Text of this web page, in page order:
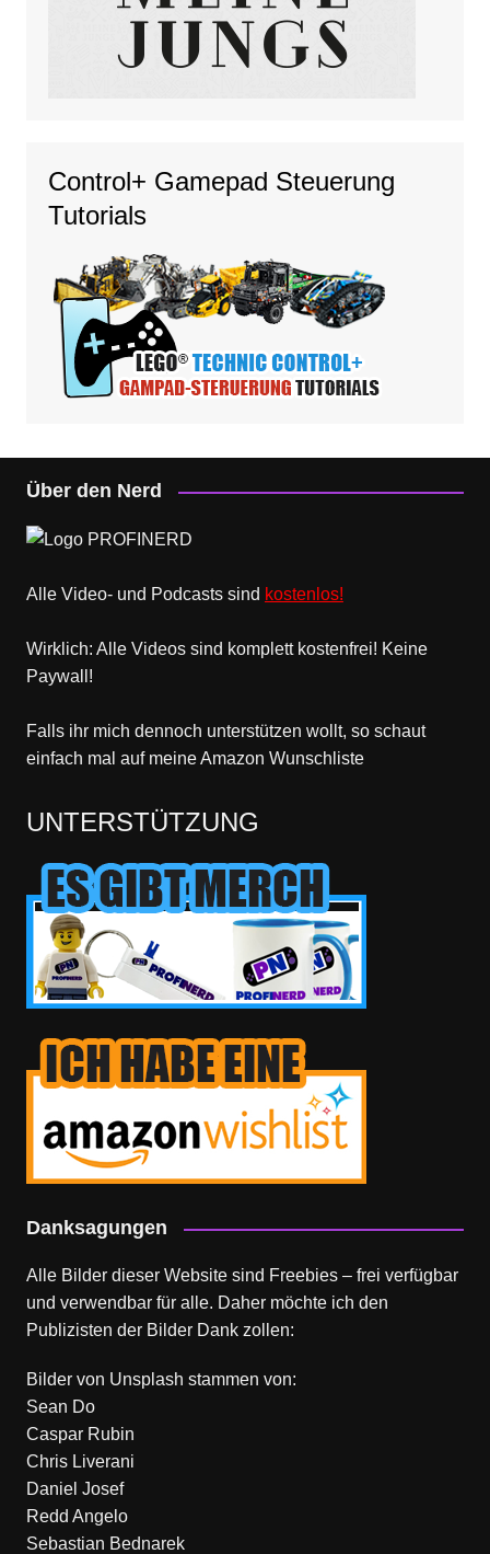
Control+ Gamepad Steuerung
Tutorials
Über den Nerd
Alle Video- und Podcasts sind kostenlos!
Wirklich: Alle Videos sind komplett kostenfrei! Keine
Paywall!
Falls ihr mich dennoch unterstützen wollt, so schaut
einfach mal auf meine Amazon Wunschliste
UNTERSTÜTZUNG
Danksagungen
Alle Bilder dieser Website sind Freebies – frei verfügbar
und verwendbar für alle. Daher möchte ich den
Publizisten der Bilder Dank zollen:
Bilder von Unsplash stammen von:
Sean Do
Caspar Rubin
Chris Liverani
Daniel Josef
Redd Angelo
Sebastian Bednarek